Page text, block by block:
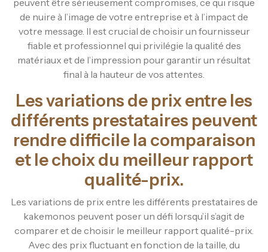
de nuire à l’image de votre entreprise et à l’impact de
votre message. Il est crucial de choisir un fournisseur
fiable et professionnel qui privilégie la qualité des
matériaux et de l’impression pour garantir un résultat
final à la hauteur de vos attentes.
Les variations de prix entre les
différents prestataires peuvent
rendre difficile la comparaison
et le choix du meilleur rapport
qualité-prix.
Les variations de prix entre les différents prestataires de
kakemonos peuvent poser un défi lorsqu’il s’agit de
comparer et de choisir le meilleur rapport qualité-prix.
Avec des prix fluctuant en fonction de la taille, du